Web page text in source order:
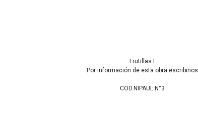
Frutillas I
Por información de esta obra escribinos
COD.NIPAUL N°3